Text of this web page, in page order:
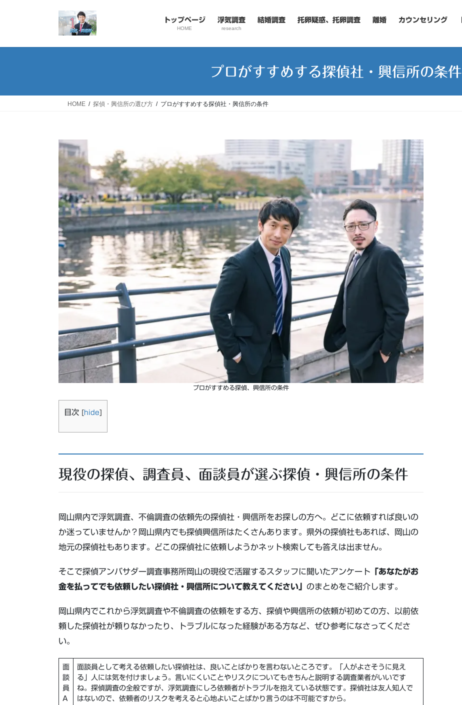
トップページ
HOME
浮気調査
research
結婚調査 托卵疑惑、托卵調査 離婚 カウンセリング
プロがすすめする探偵社・興信所の条件
HOME 探偵・興信所の選び方 プロがすすめする探偵社・興信所の条件
プロがすすめる探偵、興信所の条件
目次 [hide]
現役の探偵、調査員、面談員が選ぶ探偵・興信所の条件
岡山県内で浮気調査、不倫調査の依頼先の探偵社・興信所をお探しの方へ。どこに依頼すれば良いの
か迷っていませんか？岡山県内でも探偵興信所はたくさんあります。県外の探偵社もあれば、岡山の
地元の探偵社もあります。どこの探偵社に依頼しようかネット検索しても答えは出ません。
そこで探偵アンバサダー調査事務所岡山の現役で活躍するスタッフに聞いたアンケート 「あなたがお
金を払ってでも依頼したい探偵社・興信所について教えてください」 のまとめをご紹介します。
岡山県内でこれから浮気調査や不倫調査の依頼をする方、探偵や興信所の依頼が初めての方、以前依
頼した探偵社が頼りなかったり、トラブルになった経験がある方など、ぜひ参考になさってくださ
い。
面
談
員
A
面談員として考える依頼したい探偵社は、良いことばかりを言わないところです。「人がよさそうに見え
る」人には気を付けましょう。 言いにくいこと やリスクについてもきちんと説明する調査業者がいいです
ね。探偵調査の全般ですが、浮気調査にしろ依頼者がトラブルを抱えている状態です。探偵社は友人知人で
はないので、 依頼者のリスクを考えると心地よいことばかり言うのは不可能ですから。